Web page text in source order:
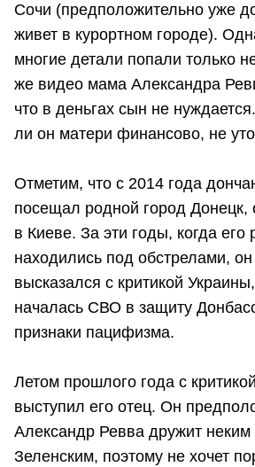
Сочи (предположительно уже
живет в курортном городе).
многие детали попали только
же видео мама Александра
что в деньгах сын не
ли он матери финансово, не
Отметим, что с 2014 года
посещал родной город Донецк,
в Киеве. За эти годы, когда его
находились под обстрелами, он
высказался с критикой
началась СВО в защиту
признаки пацифизма.
Летом прошлого года с
выступил его отец. Он
Александр Ревва дружит
Зеленским, поэтому не хочет